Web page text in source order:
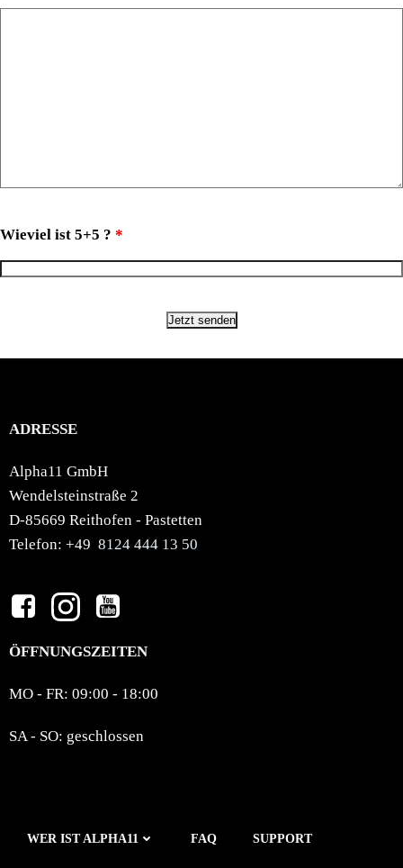
Wieviel ist 5+5 ? *
ADRESSE
Alpha11 GmbH
Wendelsteinstraße 2
D-85669 Reithofen - Pastetten
Telefon: +49 8124 444 13 50
ÖFFNUNGSZEITEN
MO - FR: 09:00 - 18:00
SA - SO: geschlossen
WER IST ALPHA11 FAQ SUPPORT